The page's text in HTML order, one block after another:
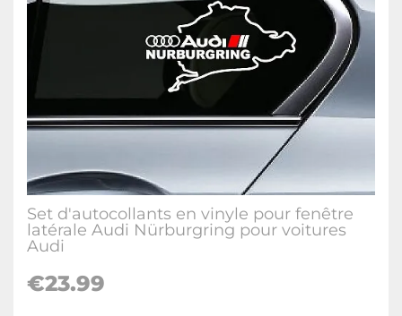
Set d'autocollants en vinyle pour fenêtre
latérale Audi Nürburgring pour voitures
Audi
€23.99